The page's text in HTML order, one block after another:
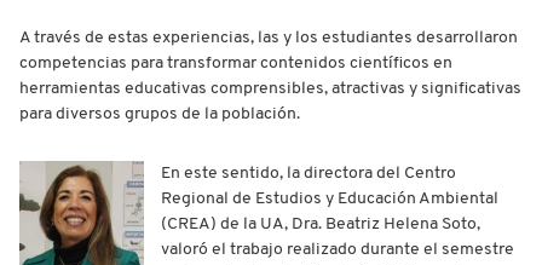
A través de estas experiencias, las y los estudiantes desarrollaron
competencias para transformar contenidos científicos en
herramientas educativas comprensibles, atractivas y significativas
para diversos grupos de la población.
En este sentido, la directora del Centro
Regional de Estudios y Educación Ambiental
(CREA) de la UA, Dra. Beatriz Helena Soto,
valoró el trabajo realizado durante el semestre